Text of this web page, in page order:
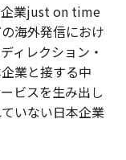
企業just on time
海外発信におけ
ィレクション・
業と接する中
ビスを生み出し
いない日本企業